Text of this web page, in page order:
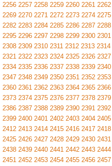
2256 2257 2258 2259 2260 2261 2262
2269 2270 2271 2272 2273 2274 2275
2282 2283 2284 2285 2286 2287 2288
2295 2296 2297 2298 2299 2300 2301
2308 2309 2310 2311 2312 2313 2314
2321 2322 2323 2324 2325 2326 2327
2334 2335 2336 2337 2338 2339 2340
2347 2348 2349 2350 2351 2352 2353
2360 2361 2362 2363 2364 2365 2366
2373 2374 2375 2376 2377 2378 2379
2386 2387 2388 2389 2390 2391 2392
2399 2400 2401 2402 2403 2404 2405
2412 2413 2414 2415 2416 2417 2418
2425 2426 2427 2428 2429 2430 2431
2438 2439 2440 2441 2442 2443 2444
2451 2452 2453 2454 2455 2456 2457